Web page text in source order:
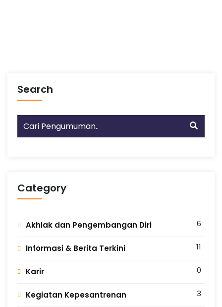
Search
Category
Akhlak dan Pengembangan Diri 6
Informasi & Berita Terkini 11
Karir 0
Kegiatan Kepesantrenan 3